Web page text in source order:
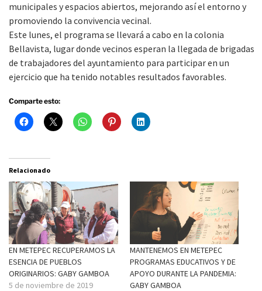
municipales y espacios abiertos, mejorando así el entorno y
promoviendo la convivencia vecinal.
Este lunes, el programa se llevará a cabo en la colonia
Bellavista, lugar donde vecinos esperan la llegada de brigadas
de trabajadores del ayuntamiento para participar en un
ejercicio que ha tenido notables resultados favorables.
Comparte esto:
Relacionado
EN METEPEC RECUPERAMOS LA
ESENCIA DE PUEBLOS
ORIGINARIOS: GABY GAMBOA
5 de noviembre de 2019
MANTENEMOS EN METEPEC
PROGRAMAS EDUCATIVOS Y DE
APOYO DURANTE LA PANDEMIA:
GABY GAMBOA